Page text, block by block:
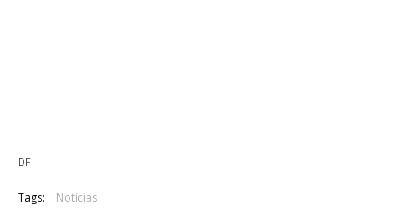
DF
Tags: Notícias